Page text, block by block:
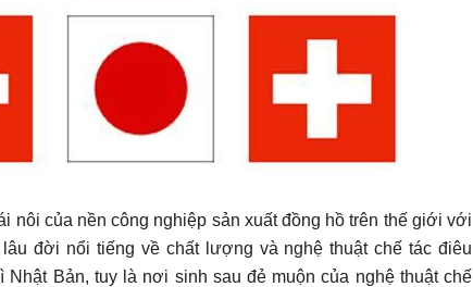
nôi của nền công nghiệp sản xuất đồng hồ trên thế giới với
đời nổi tiếng về chất lượng và nghệ thuật chế tác điêu
Nhật Bản, tuy là nơi sinh sau đẻ muộn của nghệ thuật chế